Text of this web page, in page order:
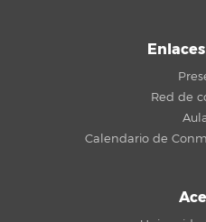
Red de
Calendario de